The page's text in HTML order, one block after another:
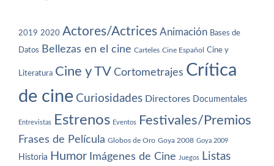
2019 2020 Actores/Actrices Animación Bases de
Datos Bellezas en el cine Carteles Cine Español Cine y
Literatura Cine y TV Cortometrajes Crítica
de cine Curiosidades Directores Documentales
Entrevistas Estrenos Eventos Festivales/Premios
Frases de Película Globos de Oro Goya 2008 Goya 2009
Historia Humor Imágenes de Cine Juegos Listas